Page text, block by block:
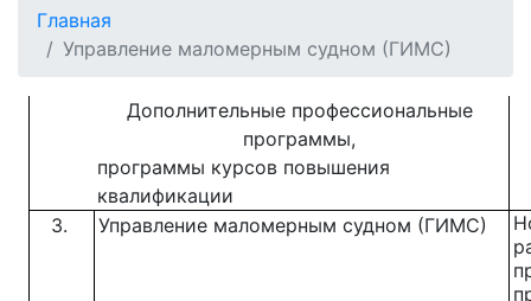
Главная
Управление маломерным судном (ГИМС)
Дополнительные профессиональные
программы,
программы курсов повышения
квалификации
З.
Управление маломерным судном (ГИМС)